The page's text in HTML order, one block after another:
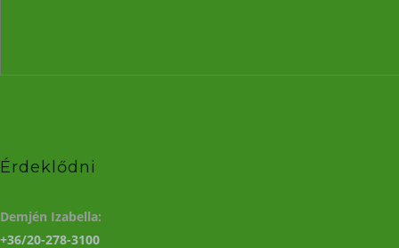
Érdeklődni
Demjén Izabella:
+36/20-278-3100